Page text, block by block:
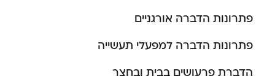
פתרונות הדברה אורגניים
פתרונות הדברה למפעלי תעשייה
הדברת פרעושים בבית ובחצר